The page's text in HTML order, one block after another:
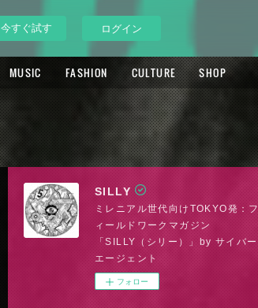
今すぐ試す ログイン
MUSIC FASHION CULTURE SHOP
SILLY
ミレニアル世代向けTOKYO発：フ
ィールドワークマガジン
「SILLY（シリー）」by サイバー
エージェント
フォロー